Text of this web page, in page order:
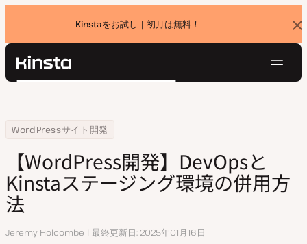
Kinstaをお試し｜初月は無料！
バ
ナ
Kinsta®
ン
価格設定
お問い合わせ
検
Home
リソースセンター
WordPressサイト開発
【WordPress開発】DevOpsとKinstaステージング環境の併用方法
【WordPress開発】DevOpsと
Kinstaステージング環境の併用方
法
執
Jeremy Holcombe 最終更新日 2025年01月16日